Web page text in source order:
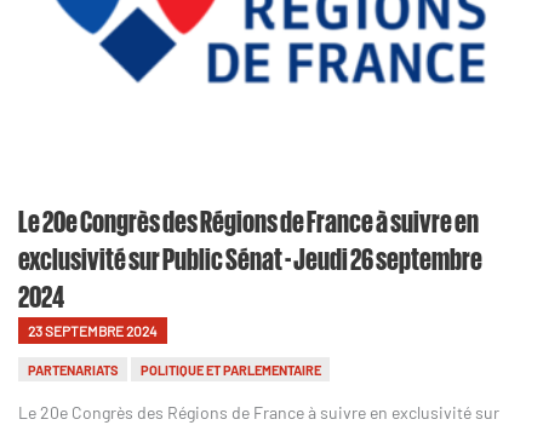
Le 20e Congrès des Régions de France à suivre en
exclusivité sur Public Sénat - Jeudi 26 septembre
2024
23 SEPTEMBRE 2024
PARTENARIATS POLITIQUE ET PARLEMENTAIRE
Le 20e Congrès des Régions de France à suivre en exclusivité sur